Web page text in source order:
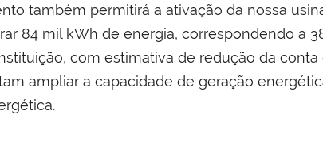
também permitirá a ativação da nossa
84 mil kWh de energia, correspondendo a
com estimativa de redução da conta
ampliar a capacidade de geração